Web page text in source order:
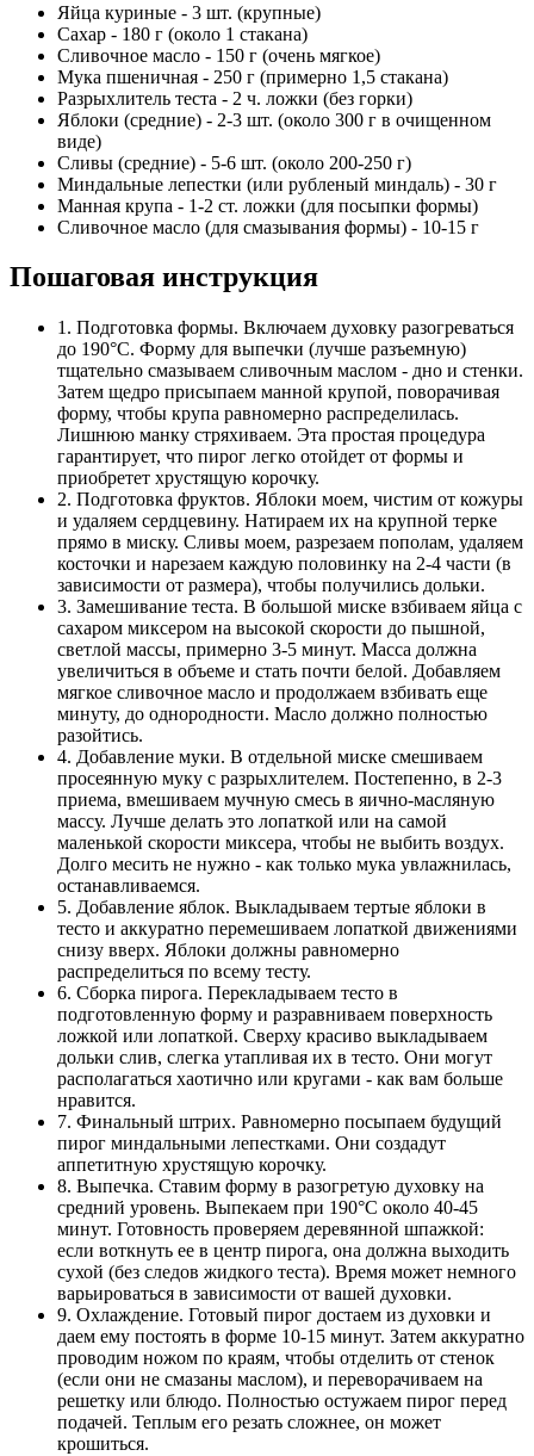
Яйца куриные - 3 шт. (крупные)
Сахар - 180 г (около 1 стакана)
Сливочное масло - 150 г (очень мягкое)
Мука пшеничная - 250 г (примерно 1,5 стакана)
Разрыхлитель теста - 2 ч. ложки (без горки)
Яблоки (средние) - 2-3 шт. (около 300 г в очищенном
виде)
Сливы (средние) - 5-6 шт. (около 200-250 г)
Миндальные лепестки (или рубленый миндаль) - 30 г
Манная крупа - 1-2 ст. ложки (для посыпки формы)
Сливочное масло (для смазывания формы) - 10-15 г
Пошаговая инструкция
1. Подготовка формы. Включаем духовку разогреваться
до 190°C. Форму для выпечки (лучше разъемную)
тщательно смазываем сливочным маслом - дно и стенки.
Затем щедро присыпаем манной крупой, поворачивая
форму, чтобы крупа равномерно распределилась.
Лишнюю манку стряхиваем. Эта простая процедура
гарантирует, что пирог легко отойдет от формы и
приобретет хрустящую корочку.
2. Подготовка фруктов. Яблоки моем, чистим от кожуры
и удаляем сердцевину. Натираем их на крупной терке
прямо в миску. Сливы моем, разрезаем пополам, удаляем
косточки и нарезаем каждую половинку на 2-4 части (в
зависимости от размера), чтобы получились дольки.
3. Замешивание теста. В большой миске взбиваем яйца с
сахаром миксером на высокой скорости до пышной,
светлой массы, примерно 3-5 минут. Масса должна
увеличиться в объеме и стать почти белой. Добавляем
мягкое сливочное масло и продолжаем взбивать еще
минуту, до однородности. Масло должно полностью
разойтись.
4. Добавление муки. В отдельной миске смешиваем
просеянную муку с разрыхлителем. Постепенно, в 2-3
приема, вмешиваем мучную смесь в яично-масляную
массу. Лучше делать это лопаткой или на самой
маленькой скорости миксера, чтобы не выбить воздух.
Долго месить не нужно - как только мука увлажнилась,
останавливаемся.
5. Добавление яблок. Выкладываем тертые яблоки в
тесто и аккуратно перемешиваем лопаткой движениями
снизу вверх. Яблоки должны равномерно
распределиться по всему тесту.
6. Сборка пирога. Перекладываем тесто в
подготовленную форму и разравниваем поверхность
ложкой или лопаткой. Сверху красиво выкладываем
дольки слив, слегка утапливая их в тесто. Они могут
располагаться хаотично или кругами - как вам больше
нравится.
7. Финальный штрих. Равномерно посыпаем будущий
пирог миндальными лепестками. Они создадут
аппетитную хрустящую корочку.
8. Выпечка. Ставим форму в разогретую духовку на
средний уровень. Выпекаем при 190°C около 40-45
минут. Готовность проверяем деревянной шпажкой:
если воткнуть ее в центр пирога, она должна выходить
сухой (без следов жидкого теста). Время может немного
варьироваться в зависимости от вашей духовки.
9. Охлаждение. Готовый пирог достаем из духовки и
даем ему постоять в форме 10-15 минут. Затем аккуратно
проводим ножом по краям, чтобы отделить от стенок
(если они не смазаны маслом), и переворачиваем на
решетку или блюдо. Полностью остужаем пирог перед
подачей. Теплым его резать сложнее, он может
крошиться.